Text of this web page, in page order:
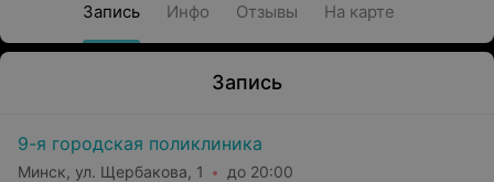
Запись Инфо Отзывы На карте
Запись
9-я городская поликлиника
Минск, ул. Щербакова, 1 до 20:00